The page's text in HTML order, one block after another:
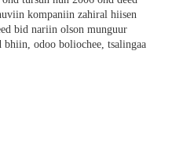
kompaniin zahiral hiisen
bid nariin olson munguur
odoo boliochee, tsalingaa